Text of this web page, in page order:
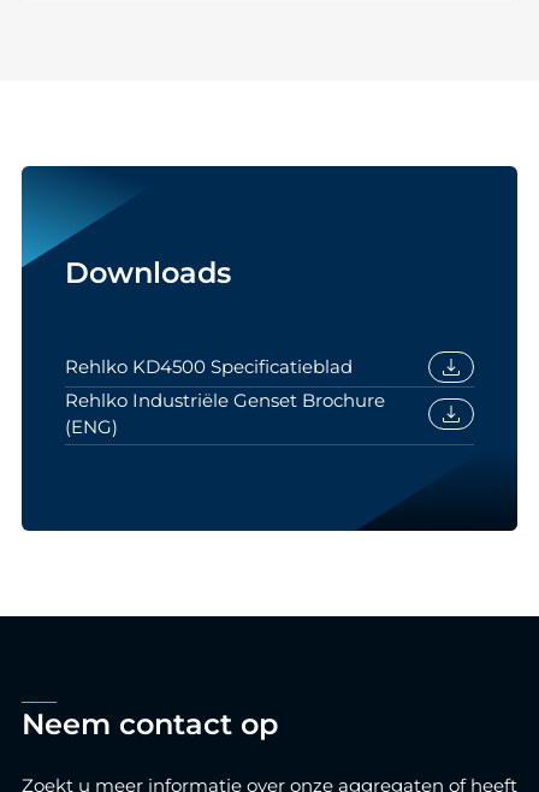
Downloads
Rehlko KD4500 Specificatieblad download
Rehlko Industriële Genset Brochure
(ENG)
download
Neem contact op
Zoekt u meer informatie over onze aggregaten of heeft